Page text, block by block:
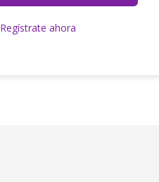
Regístrate ahora